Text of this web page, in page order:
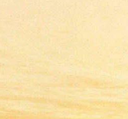
радиошоу